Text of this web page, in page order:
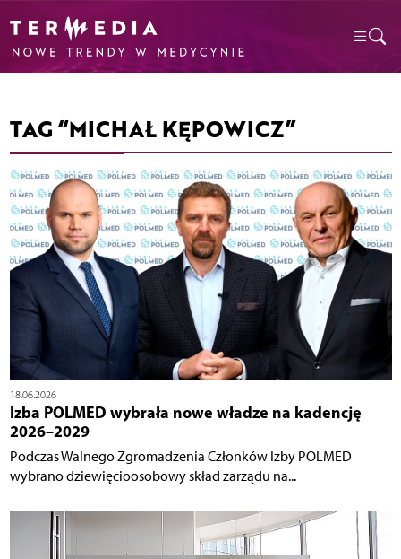
TAG “MICHAŁ KĘPOWICZ”
18.06.2026
Izba POLMED wybrała nowe władze na kadencję
2026–2029
Podczas Walnego Zgromadzenia Członków Izby POLMED
wybrano dziewięcioosobowy skład zarządu na...